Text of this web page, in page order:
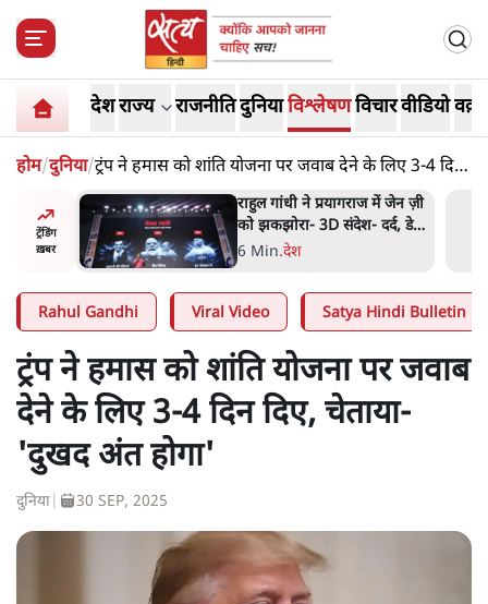
देशराज्य राजनीतिदुनियाविश्लेषणविचारवीडियो
होम/दुनिया/ट्रंप ने हमास को शांति योजना पर जवाब देने के लिए 3-4 दिन
दिए, चेताया- 'दुखद अंत होगा'
ट्रेंडिंग
ख़बर
में जेन ज़ी
डेटा,
ममता बनर्जी की गाड़ी पर पत्थर-
कीचड़ से हमला- आरोप लगाया,
'मेरी जान भी जा सकती थी'
8 Min.पश्चिम बंगाल
Rahul Gandhi Viral Video Satya Hindi Bulletin
ट्रंप ने हमास को शांति योजना पर जवाब
देने के लिए 3-4 दिन दिए, चेताया-
'दुखद अंत होगा'
दुनिया 30 SEP, 2025